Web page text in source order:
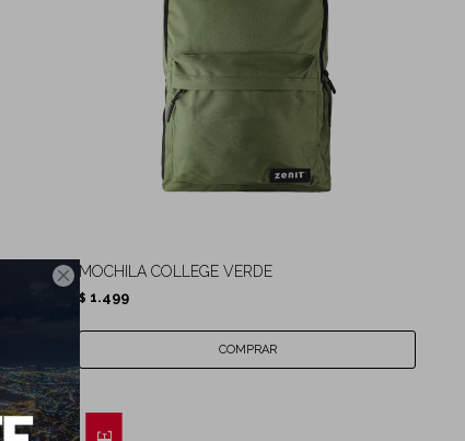
 MOCHILA COLLEGE VERDE
$ 1.499